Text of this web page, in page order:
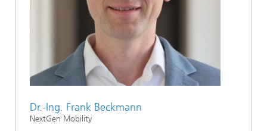
Dr.-Ing. Frank Beckmann
NextGen Mobility